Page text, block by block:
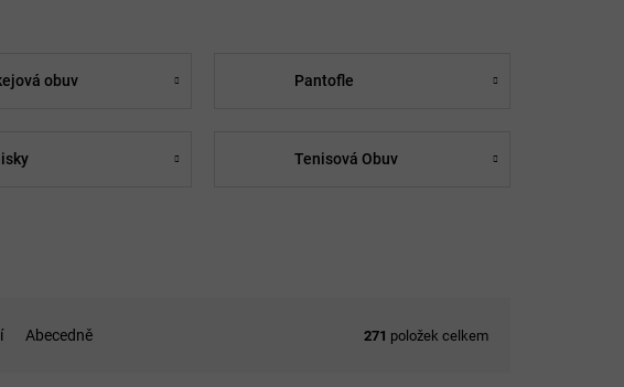
obuv Pantofle
Tenisová Obuv
Abecedně 271 položek celkem